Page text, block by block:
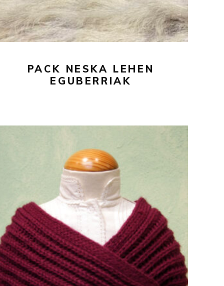
PACK NESKA LEHEN
EGUBERRIAK
25,00€
SELECCIONAR OPCIONES
Este
producto